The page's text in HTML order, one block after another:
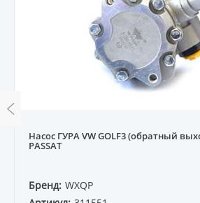
Насос ГУРА VW GOLF3 (обратный
PASSAT
Бренд: WXQP